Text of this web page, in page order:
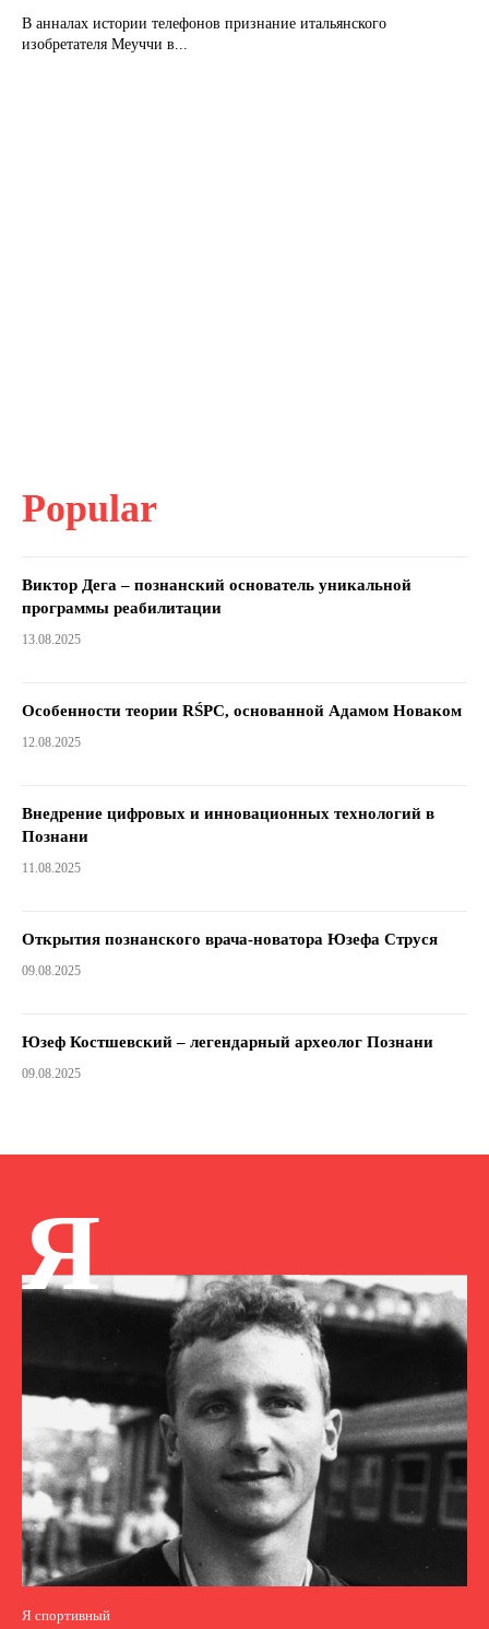
В анналах истории телефонов признание итальянского
изобретателя Меуччи в...
Popular
Виктор Дега – познанский основатель уникальной
программы реабилитации
13.08.2025
Особенности теории RŚPC, основанной Адамом Новаком
12.08.2025
Внедрение цифровых и инновационных технологий в
Познани
11.08.2025
Открытия познанского врача-новатора Юзефа Струся
09.08.2025
Юзеф Костшевский – легендарный археолог Познани
09.08.2025
Я
Я спортивный